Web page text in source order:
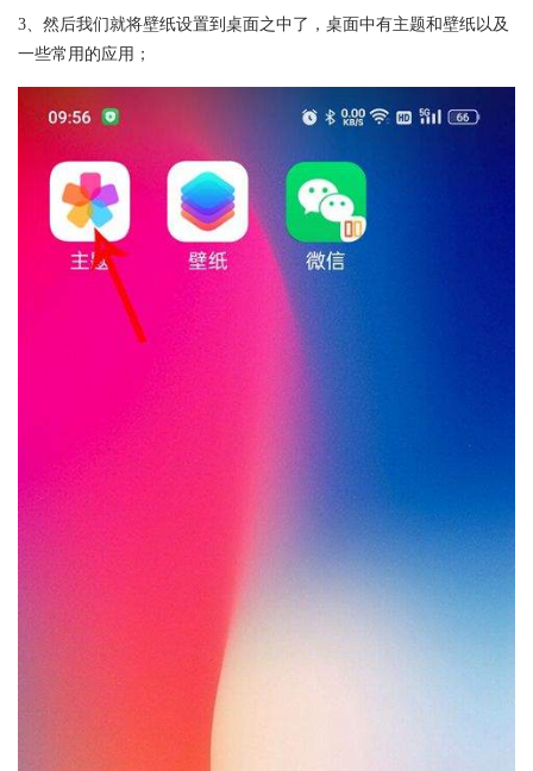
3、然后我们就将壁纸设置到桌面之中了，桌面中有主题和壁纸以及
一些常用的应用；